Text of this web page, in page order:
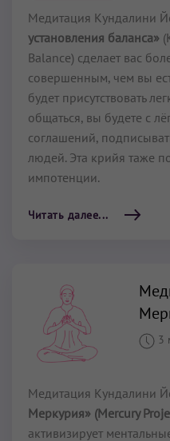
Медитация Кундалини
установления баланса»
Balance) сделает вас
совершенным, чем вы
будет присутствовать
общаться, вы будете с
соглашений,
людей. Эта крийя таже
импотенции.
Читать далее...
3
Медитация Кундалини
Меркурия» (Mercury
активизирует